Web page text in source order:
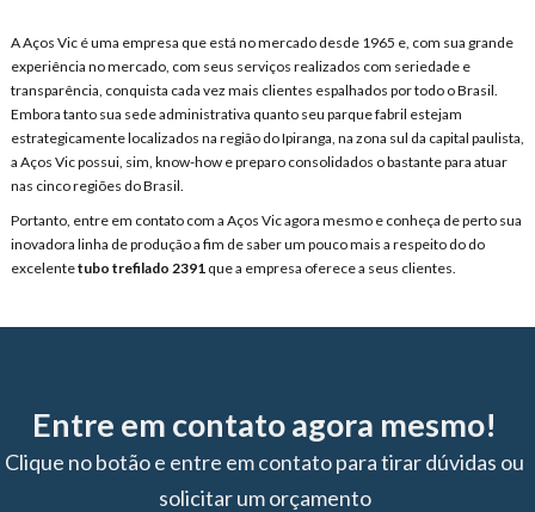
A Aços Vic é uma empresa que está no mercado desde 1965 e, com sua grande
experiência no mercado, com seus serviços realizados com seriedade e
transparência, conquista cada vez mais clientes espalhados por todo o Brasil.
Embora tanto sua sede administrativa quanto seu parque fabril estejam
estrategicamente localizados na região do Ipiranga, na zona sul da capital paulista,
a Aços Vic possui, sim, know-how e preparo consolidados o bastante para atuar
nas cinco regiões do Brasil.
Portanto, entre em contato com a Aços Vic agora mesmo e conheça de perto sua
inovadora linha de produção a fim de saber um pouco mais a respeito do do
excelentetubo trefilado 2391 que a empresa oferece a seus clientes.
Entre em contato agora mesmo!
Clique no botão e entre em contato para tirar dúvidas ou
solicitar um orçamento